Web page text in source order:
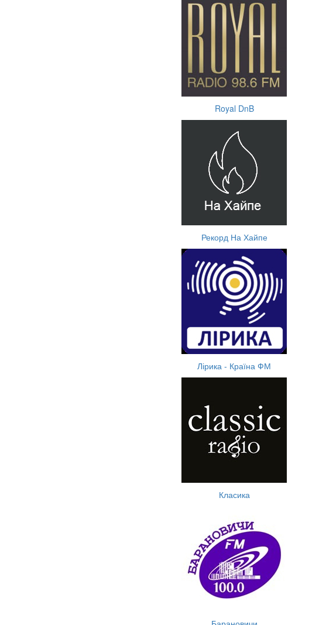
Royal DnB
Рекорд На Хайпе
Лірика - Країна ФМ
Класика